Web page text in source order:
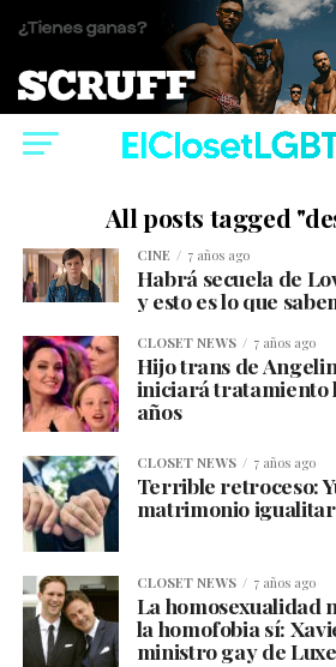
All posts tagged
CINE 7 años ago
Habrá secuela de
y esto es lo que
CLOSET NEWS 7 años ago
Hijo trans de
iniciará tratamiento
años
CLOSET NEWS 7 años ago
Terrible retroceso:
matrimonio
CLOSET NEWS 7 años ago
La homosexualidad
la homofobia sí:
ministro gay de